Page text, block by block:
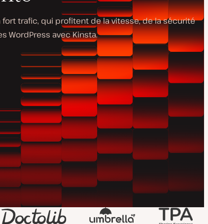
trafic, qui profitent de la vitesse, de la sécurité
WordPress avec Kinsta.